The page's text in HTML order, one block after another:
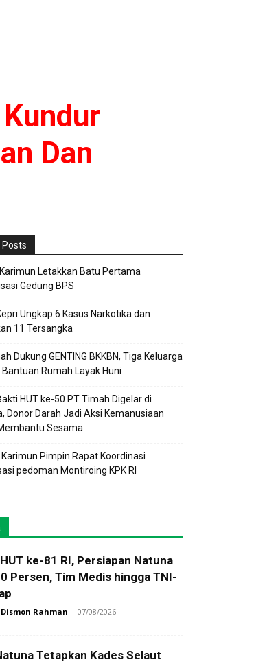
Dan
Posts
Letakkan Batu Pertama
Gedung BPS
Ungkap 6 Kasus Narkotika dan
11 Tersangka
Dukung GENTING BKKBN, Tiga Keluarga
Rumah Layak Huni
HUT ke-50 PT Timah Digelar di
Donor Darah Jadi Aksi Kemanusiaan
Sesama
Pimpin Rapat Koordinasi
pedoman Montiroing KPK RI
ke-81 RI, Persiapan Natuna
Persen, Tim Medis hingga TNI-
Dismon Rahman - 07/08/2026
Tetapkan Kades Selaut